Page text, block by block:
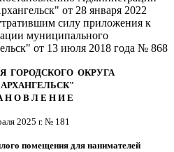
от 28 января 2022
силу приложения к
муниципального
от 13 июля 2018 года № 868
ГОРОДСКОГО ОКРУГА
Н О В Л Е Н И Е
2025 г. № 181
помещения для нанимателей